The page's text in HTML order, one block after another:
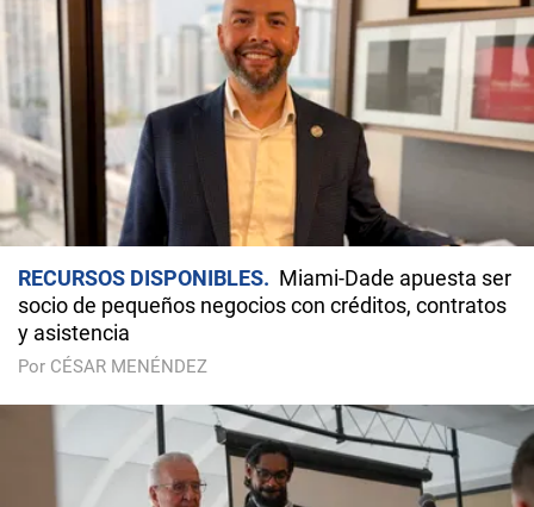
RECURSOS DISPONIBLES
Miami-Dade apuesta ser
socio de pequeños negocios con créditos, contratos
y asistencia
Por CÉSAR MENÉNDEZ